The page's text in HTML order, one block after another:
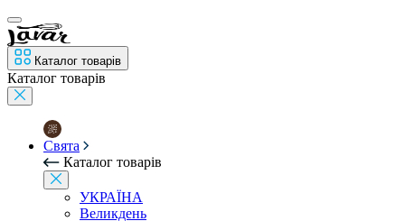
Каталог товарів
Каталог товарів
Свята
Каталог товарів
УКРАЇНА
Великдень